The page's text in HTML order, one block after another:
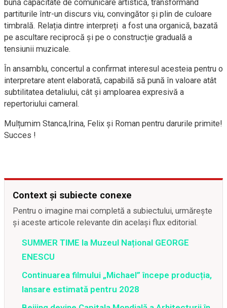
bună capacitate de comunicare artistică, transformând
partiturile într-un discurs viu, convingător și plin de culoare
timbrală. Relația dintre interpreți a fost una organică, bazată
pe ascultare reciprocă și pe o construcție graduală a
tensiunii muzicale.
În ansamblu, concertul a confirmat interesul acesteia pentru o
interpretare atent elaborată, capabilă să pună în valoare atât
subtilitatea detaliului, cât și amploarea expresivă a
repertoriului cameral.
Mulțumim Stanca,Irina, Felix și Roman pentru darurile primite!
Succes !
Context și subiecte conexe
Pentru o imagine mai completă a subiectului, urmărește
și aceste articole relevante din același flux editorial.
SUMMER TIME la Muzeul Național GEORGE
ENESCU
Continuarea filmului „Michael” începe producția,
lansare estimată pentru 2028